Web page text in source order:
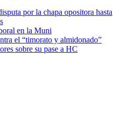
por la chapa opositora hasta
en la Muni
el “timorato y almidonado”
sobre su pase a HC